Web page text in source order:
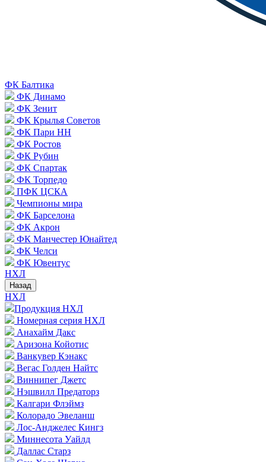
ФК Балтика
ФК Динамо
ФК Зенит
ФК Крылья Советов
ФК Пари НН
ФК Ростов
ФК Рубин
ФК Спартак
ФК Торпедо
ПФК ЦСКА
Чемпионы мира
ФК Барселона
ФК Акрон
ФК Манчестер Юнайтед
ФК Челси
ФК Ювентус
НХЛ
Назад
НХЛ
Продукция НХЛ
Номерная серия НХЛ
Анахайм Дакс
Аризона Койотис
Ванкувер Кэнакс
Вегас Голден Найтс
Виннипег Джетс
Нэшвилл Предаторз
Калгари Флэймз
Колорадо Эвеланш
Лос-Анджелес Кингз
Миннесота Уайлд
Даллас Старз